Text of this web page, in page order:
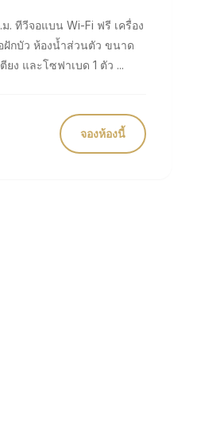
ใหญ่ 1 เตียง และโซฟาเบด 1 ตัว ...
จองห้องนี้